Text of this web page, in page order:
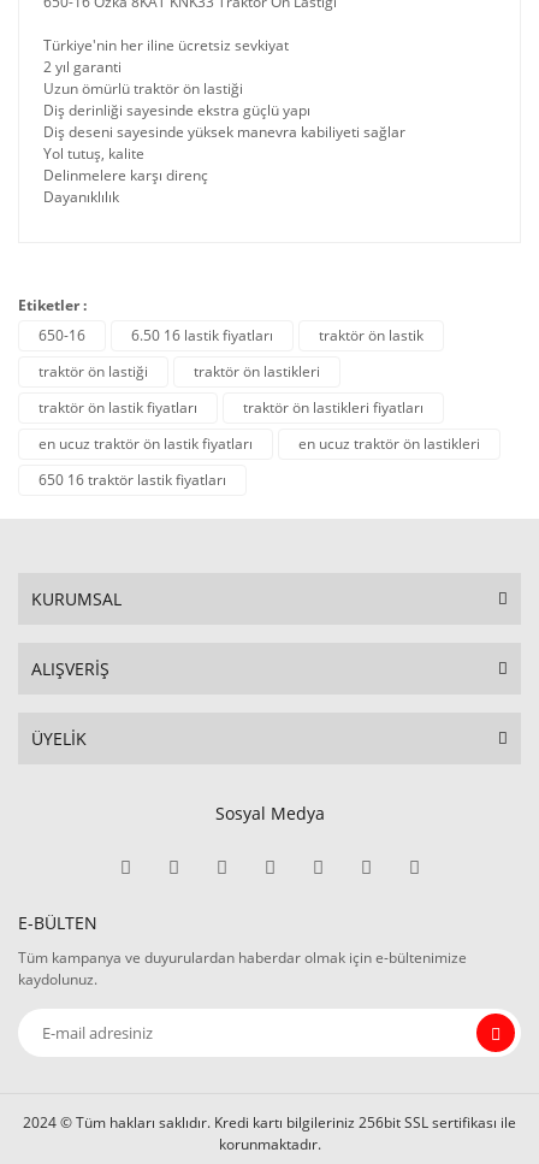
Türkiye'nin her iline ücretsiz sevkiyat
2 yıl garanti
Uzun ömürlü traktör ön lastiği
Diş derinliği sayesinde ekstra güçlü yapı
Diş deseni sayesinde yüksek manevra kabiliyeti sağlar
Yol tutuş, kalite
Delinmelere karşı direnç
Dayanıklılık
Etiketler :
650-16
6.50 16 lastik fiyatları
traktör ön lastik
traktör ön lastiği
traktör ön lastikleri
traktör ön lastik fiyatları
traktör ön lastikleri fiyatları
en ucuz traktör ön lastik fiyatları
en ucuz traktör ön lastikleri
650 16 traktör lastik fiyatları
KURUMSAL
ALIŞVERİŞ
ÜYELİK
Sosyal Medya
E-BÜLTEN
Tüm kampanya ve duyurulardan haberdar olmak için e-bültenimize
kaydolunuz.
2024 © Tüm hakları saklıdır. Kredi kartı bilgileriniz 256bit SSL sertifikası ile
korunmaktadır.